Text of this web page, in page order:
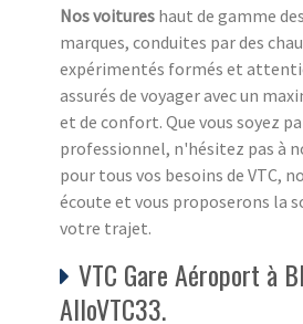
Nos voitures haut de gamme
marques, conduites par des
expérimentés formés et
assurés de voyager avec un
et de confort. Que vous soyez
professionnel, n'hésitez pas à
pour tous vos besoins de VTC,
écoute et vous proposerons la
votre trajet.
VTC Gare Aéroport à
AlloVTC33.